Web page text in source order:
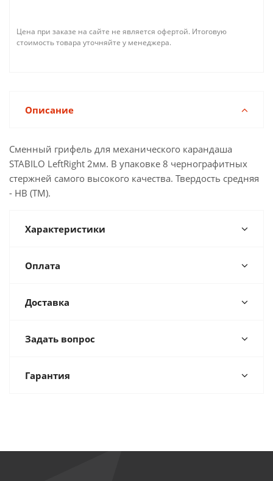
Цена при заказе на сайте не является офертой. Итоговую
стоимость товара уточняйте у менеджера.
Описание
Сменный грифель для механического карандаша
STABILO LeftRight 2мм. В упаковке 8 чернографитных
стержней самого высокого качества. Твердость средняя
- HB (ТМ).
Характеристики
Оплата
Доставка
Задать вопрос
Гарантия